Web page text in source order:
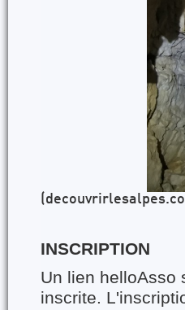
INSCRIPTION
Un lien helloAsso
inscrite.